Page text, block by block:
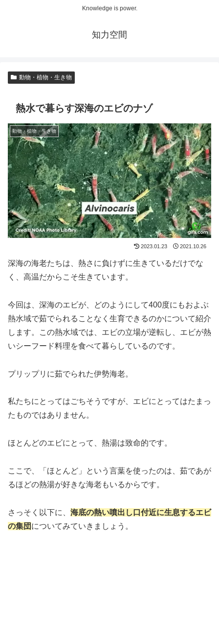
Knowledge is power.
知力空間
動物・植物・生き物
熱水で暮らす深海のエビのナゾ
動物・植物・生き物
2023.01.23 2021.10.26
深海の海老たちは、熱さに負けずに生きているだけでな
く、高温だからこそ生きています。
今回は、深海のエビが、どのようにして400度にもおよぶ
熱水域で茹でられることなく生育できるのかについて紹介
します。この熱水域では、エビの立場が逆転し、エビが熱
いシーフード料理を食べて暮らしているのです。
プリップリに茹でられた伊勢海老。
私たちにとってはごちそうですが、エビにとってはたまっ
たものではありません。
ほとんどのエビにとって、熱湯は致命的です。
ここで、「ほとんど」という言葉を使ったのは、茹であが
るほどの熱湯が好きな海老もいるからです。
さっそく以下に、 海底の熱い噴出し口付近に生息するエビ
の集団 についてみていきましょう。